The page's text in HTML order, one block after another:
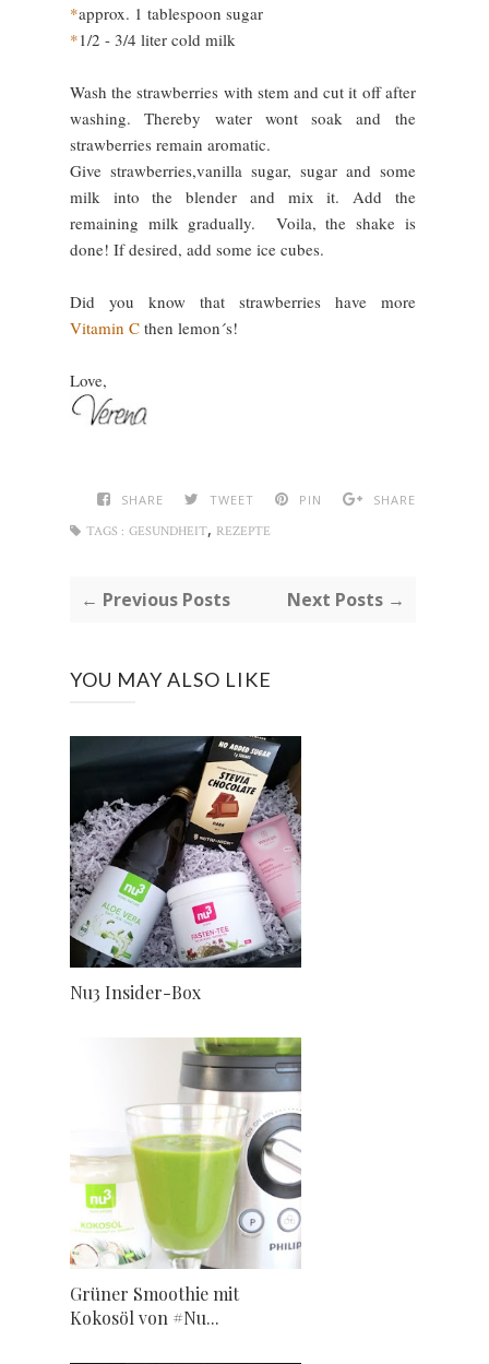
*approx. 1 tablespoon sugar
*1/2 - 3/4 liter cold milk
Wash the strawberries with stem and cut it off after
washing. Thereby water wont soak and the
strawberries remain aromatic.
Give strawberries,vanilla sugar, sugar and some
milk into the blender and mix it. Add the
remaining milk gradually. Voila, the shake is
done! If desired, add some ice cubes.
Did you know that strawberries have more
Vitamin C then lemon´s!
Love,
SHARE TWEET PIN
SHARE
TAGS : GESUNDHEIT, REZEPTE
← Previous Posts Next Posts →
YOU MAY ALSO LIKE
Nu3 Insider-Box
Grüner Smoothie mit
Kokosöl von #Nu...